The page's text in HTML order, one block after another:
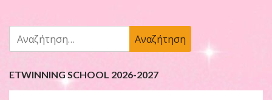
Αναζήτηση
για:
ETWINNING SCHOOL 2026-2027